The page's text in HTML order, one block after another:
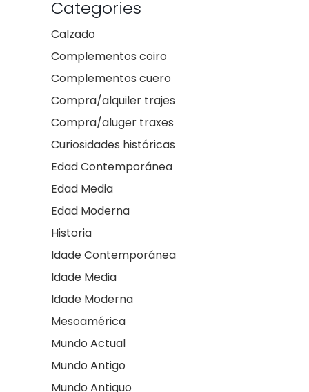
Categories
Calzado
Complementos coiro
Complementos cuero
Compra/alquiler trajes
Compra/aluger traxes
Curiosidades históricas
Edad Contemporánea
Edad Media
Edad Moderna
Historia
Idade Contemporánea
Idade Media
Idade Moderna
Mesoamérica
Mundo Actual
Mundo Antigo
Mundo Antiguo